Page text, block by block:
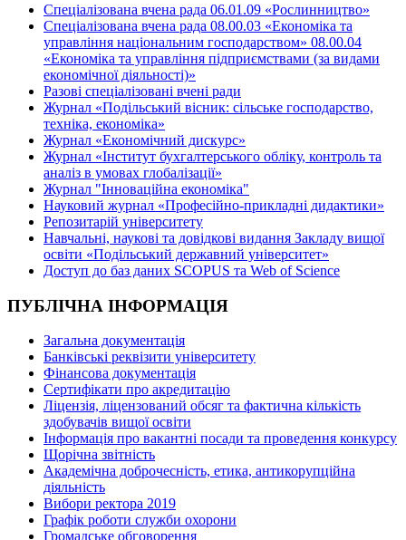
Спеціалізована вчена рада 06.01.09 «Рослинництво»
Спеціалізована вчена рада 08.00.03 «Економіка та
управління національним господарством» 08.00.04
«Економіка та управління підприємствами (за видами
економічної діяльності)»
Разові спеціалізовані вчені ради
Журнал «Подільський вісник: сільське господарство,
техніка, економіка»
Журнал «Економічний дискурс»
Журнал «Інститут бухгалтерського обліку, контроль та
аналіз в умовах глобалізації»
Журнал "Інноваційна економіка"
Науковий журнал «Професійно-прикладні дидактики»
Репозитарій університету
Навчальні, наукові та довідкові видання Закладу вищої
освіти «Подільський державний університет»
Доступ до баз даних SCOPUS та Web of Science
ПУБЛІЧНА ІНФОРМАЦІЯ
Загальна документація
Банківські реквізити університету
Фінансова документація
Сертифікати про акредитацію
Ліцензія, ліцензований обсяг та фактична кількість
здобувачів вищої освіти
Інформація про вакантні посади та проведення конкурсу
Щорічна звітність
Академічна доброчесність, етика, антикорупційна
діяльність
Вибори ректора 2019
Графік роботи служби охорони
Громадське обговорення